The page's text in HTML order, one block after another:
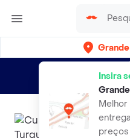
Insira
Entregas